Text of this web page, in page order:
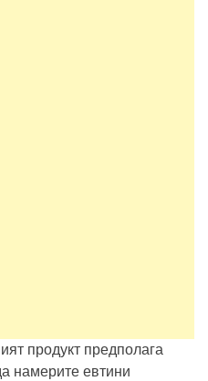
продукт предполага
намерите евтини